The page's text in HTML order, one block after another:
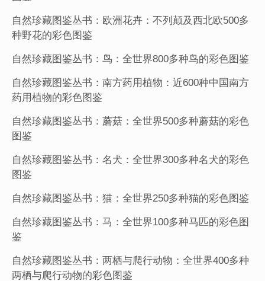
自然珍藏图鉴丛书：欧洲花卉：不列颠及西北欧500多
种野花的彩色图鉴
自然珍藏图鉴丛书：鸟：全世界800多种鸟的彩色图鉴
自然珍藏图鉴丛书：南方药用植物：近600种中国南方
药用植物的彩色图鉴
自然珍藏图鉴丛书：蘑菇：全世界500多种蘑菇的彩色
图鉴
自然珍藏图鉴丛书：名犬：全世界300多种名犬的彩色
图鉴
自然珍藏图鉴丛书：猫：全世界250多种猫的彩色图鉴
自然珍藏图鉴丛书：马：全世界100多种马匹的彩色图
鉴
自然珍藏图鉴丛书：两栖与爬行动物：全世界400多种
两栖与爬行动物的彩色图鉴